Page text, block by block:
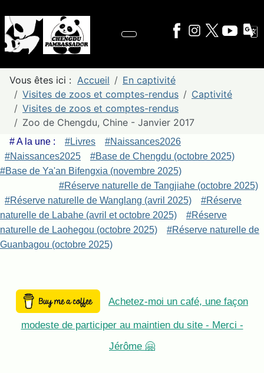
Vous êtes ici : Accueil
En captivité
Visites de zoos et comptes-rendus
Captivité
Visites de zoos et comptes-rendus
Zoo de Chengdu, Chine - Janvier 2017
# A la une : #Livres
#Naissances2026
#Naissances2025
#Base de Chengdu (octobre 2025)
#Base de Ya'an Bifengxia (novembre 2025)
#Réserve naturelle de Tangjiahe (octobre 2025)
#Réserve naturelle de Wanglang (avril 2025)
#Réserve
naturelle de Labahe (avril et octobre 2025)
#Réserve
naturelle de Laohegou (octobre 2025)
#Réserve naturelle de
Guanbagou (octobre 2025)
Achetez-moi un café, une façon
modeste de participer au maintien du site - Merci -
Jérôme 🤗